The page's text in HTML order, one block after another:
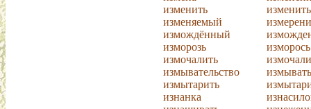
изменить
изменяемый
измождённый
изморозь
изморось
измочалить
измывательство
измытарить
изнанка